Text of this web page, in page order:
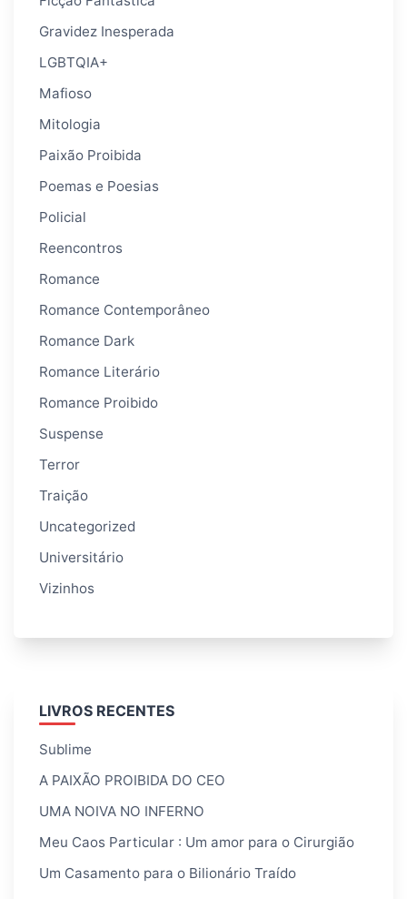
Gravidez Inesperada
LGBTQIA+
Mafioso
Mitologia
Paixão Proibida
Poemas e Poesias
Policial
Reencontros
Romance
Romance Contemporâneo
Romance Dark
Romance Literário
Romance Proibido
Suspense
Terror
Traição
Uncategorized
Universitário
Vizinhos
LIVROS RECENTES
Sublime
A PAIXÃO PROIBIDA DO CEO
UMA NOIVA NO INFERNO
Meu Caos Particular : Um amor para o Cirurgião
Um Casamento para o Bilionário Traído